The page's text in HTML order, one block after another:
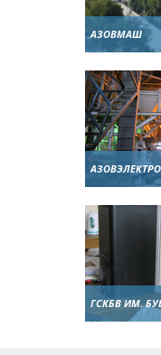
АЗОВМАШ
ГСКБВ ИМ.